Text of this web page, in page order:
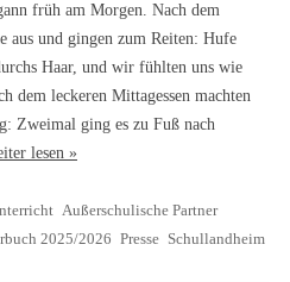
früh am Morgen. Nach dem
aus und gingen zum Reiten: Hufe
Haar, und wir fühlten uns wie
dem leckeren Mittagessen machten
Zweimal ging es zu Fuß nach
lesen »
Außerschulische Partner
2025/2026 Presse Schullandheim